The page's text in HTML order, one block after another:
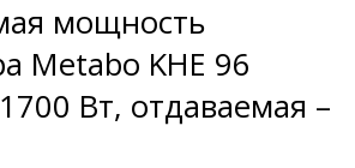
мощность
Metabo KHE 96
Вт, отдаваемая –